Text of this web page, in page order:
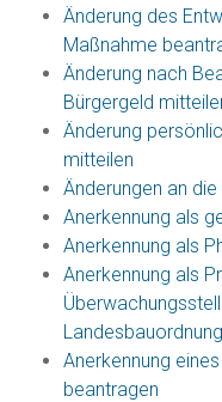
Änderung des
Maßnahme
Änderung nach
Bürgergeld
Änderung
mitteilen
Änderungen an
Anerkennung als
Anerkennung als
Anerkennung als
Landesbauordnung
Anerkennung
beantragen